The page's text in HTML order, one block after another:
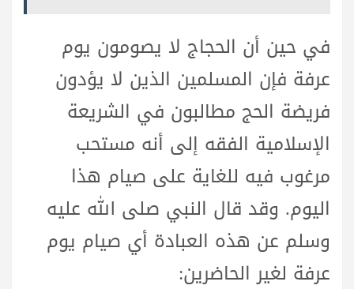
في حين أن الحجاج لا يصومون يوم
عرفة فإن المسلمين الذين لا يؤدون
فريضة الحج مطالبون في الشريعة
الإسلامية الفقه إلى أنه مستحب
مرغوب فيه للغاية على صيام هذا
اليوم. وقد قال النبي صلى الله عليه
وسلم عن هذه العبادة أي صيام يوم
عرفة لغير الحاضرين: